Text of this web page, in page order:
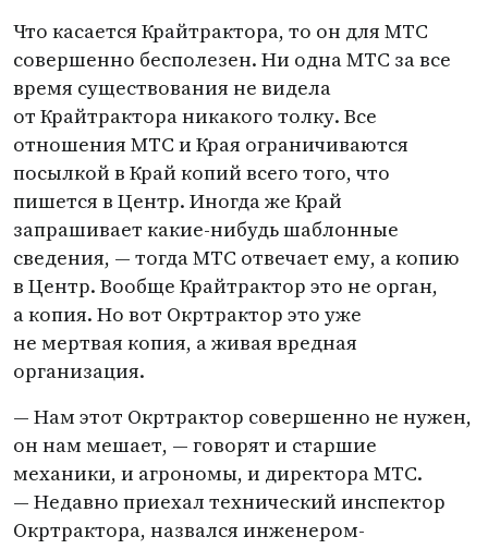
Что касается Крайтрактора, то он для МТС
совершенно бесполезен. Ни одна МТС за все
время существования не видела
от Крайтрактора никакого толку. Все
отношения МТС и Края ограничиваются
посылкой в Край копий всего того, что
пишется в Центр. Иногда же Край
запрашивает какие-нибудь шаблонные
сведения, — тогда МТС отвечает ему, а копию
в Центр. Вообще Крайтрактор это не орган,
а копия. Но вот Окртрактор это уже
не мертвая копия, а живая вредная
организация.
— Нам этот Окртрактор совершенно не нужен,
он нам мешает, — говорят и старшие
механики, и агрономы, и директора МТС.
— Недавно приехал технический инспектор
Окртрактора, назвался инженером-